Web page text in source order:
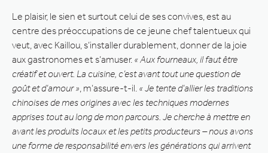
Le plaisir, le sien et surtout celui de ses convives, est au
centre des préoccupations de ce jeune chef talentueux qui
veut, avec Kaillou, s’installer durablement, donner de la joie
aux gastronomes et s’amuser. « Aux fourneaux, il faut être
créatif et ouvert. La cuisine, c’est avant tout une question de
goût et d’amour » , m’assure-t-il. « Je tente d’allier les traditions
chinoises de mes origines avec les techniques modernes
apprises tout au long de mon parcours. Je cherche à mettre en
avant les produits locaux et les petits producteurs – nous avons
une forme de responsabilité envers les générations qui arrivent